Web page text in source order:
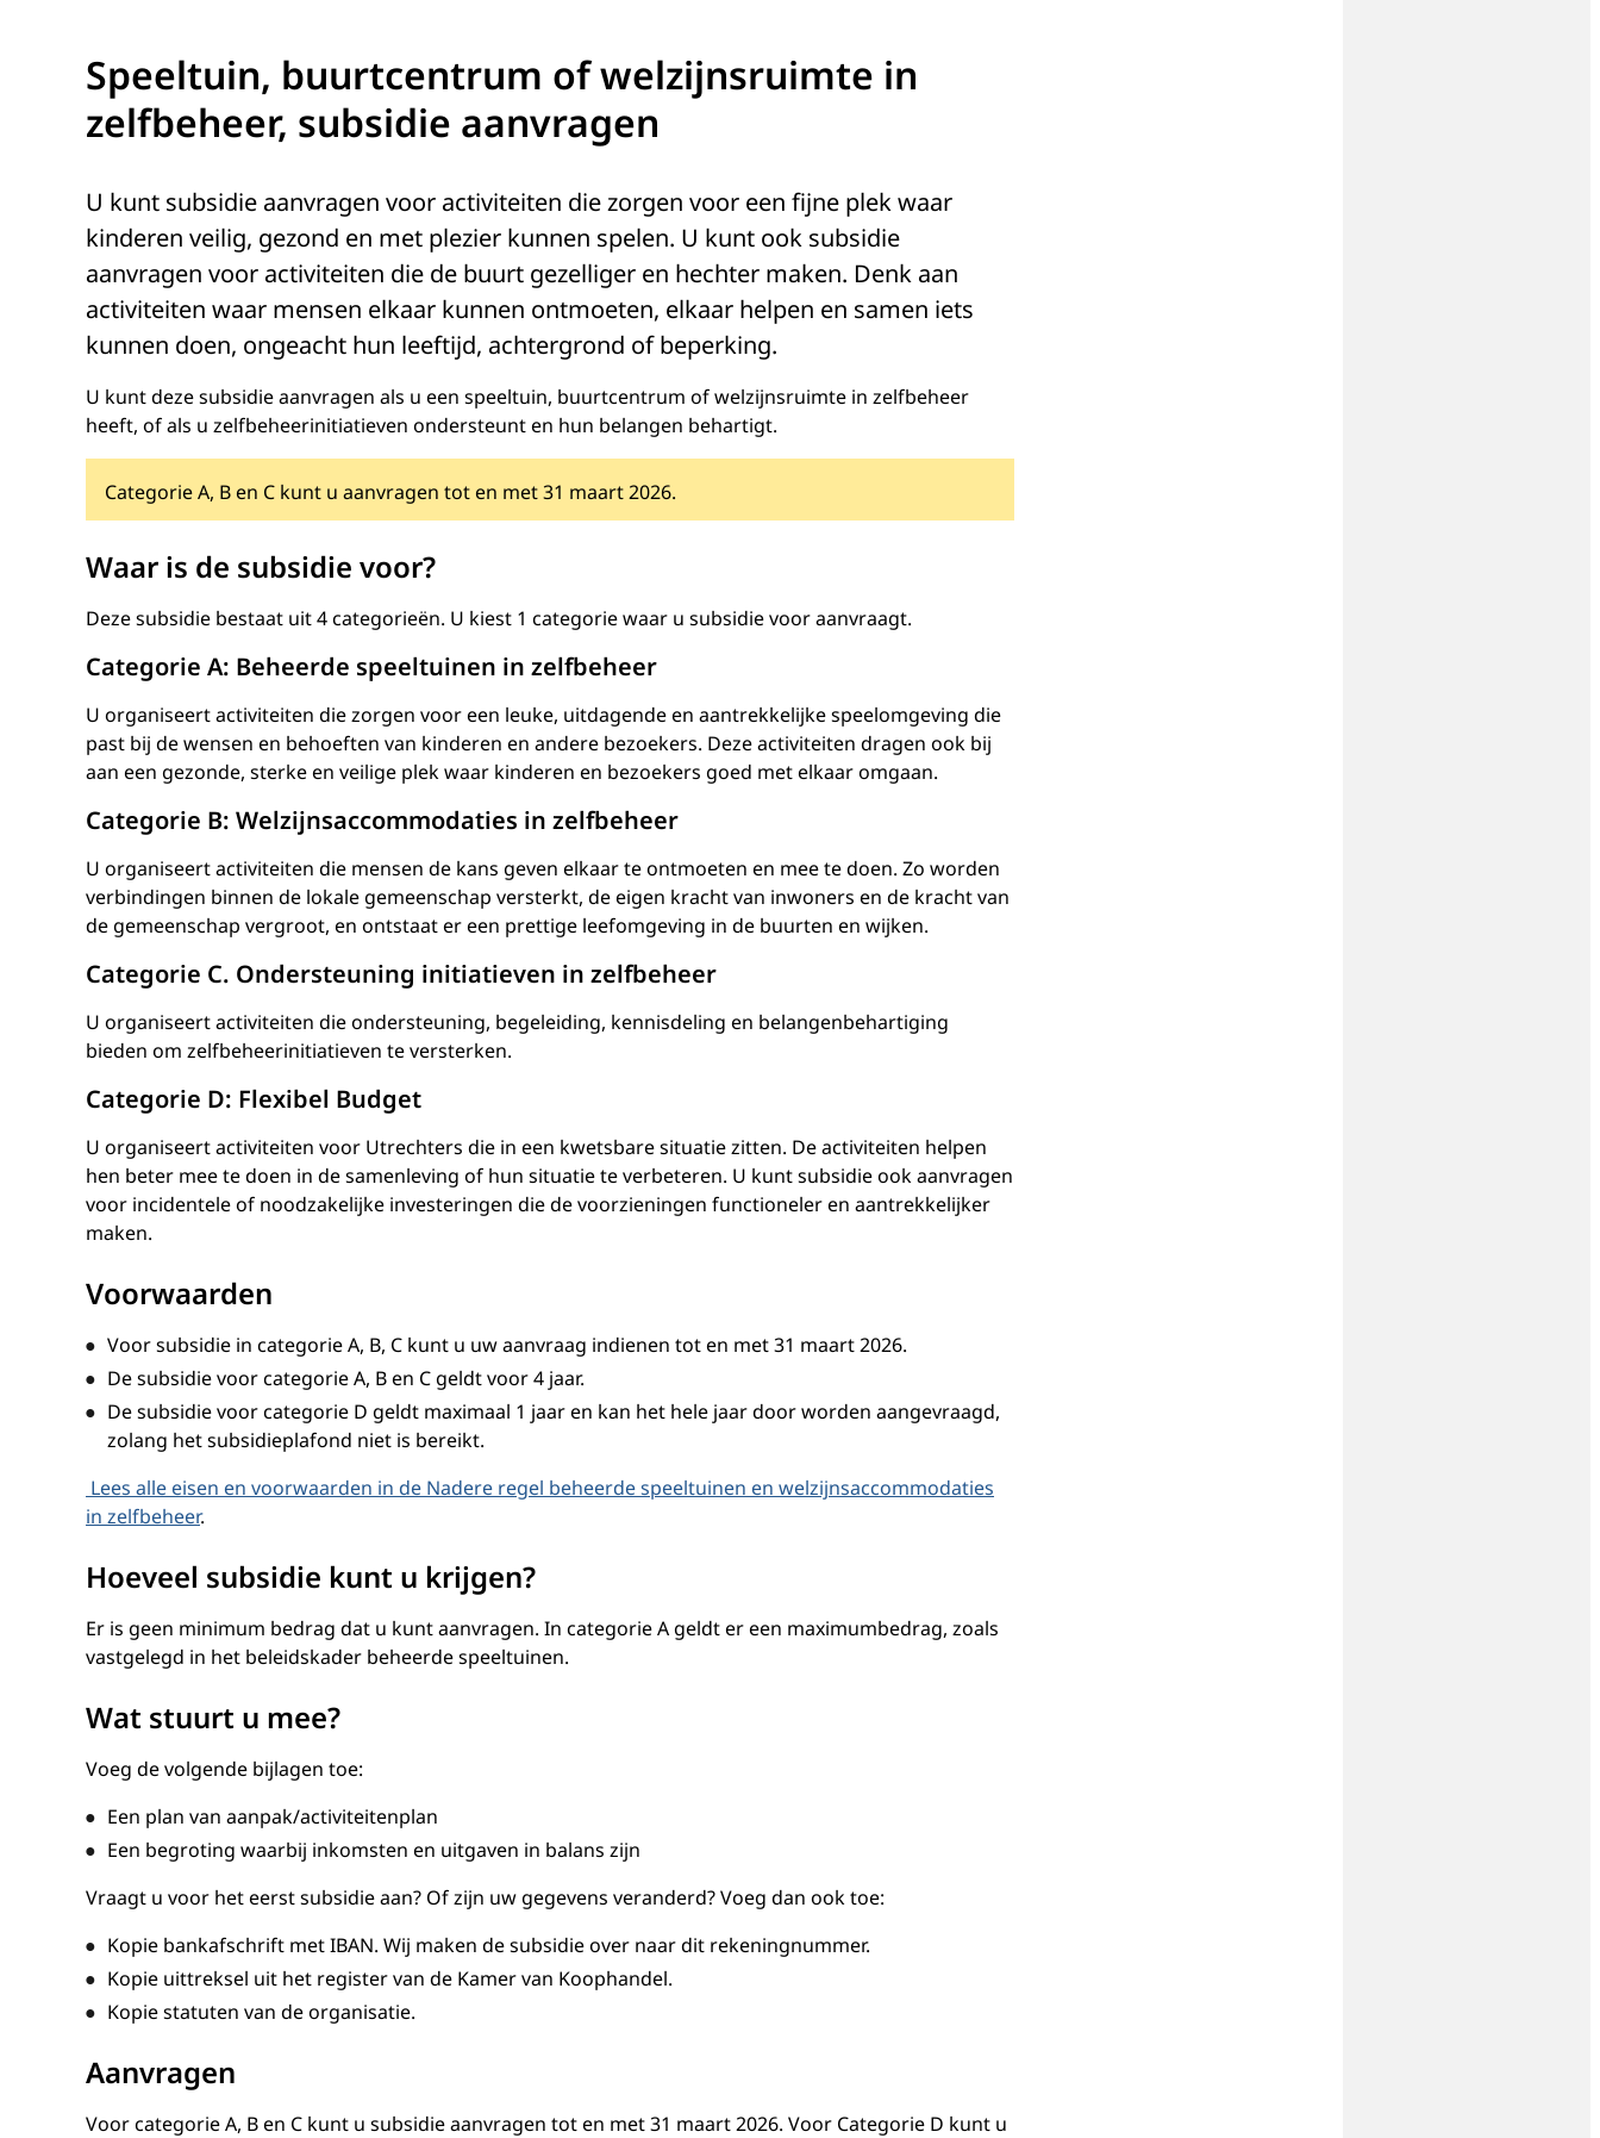
Speeltuin, buurtcentrum of welzijnsruimte in
zelfbeheer, subsidie aanvragen
U kunt subsidie aanvragen voor activiteiten die zorgen voor een fijne plek waar
kinderen veilig, gezond en met plezier kunnen spelen. U kunt ook subsidie
aanvragen voor activiteiten die de buurt gezelliger en hechter maken. Denk aan
activiteiten waar mensen elkaar kunnen ontmoeten, elkaar helpen en samen iets
kunnen doen, ongeacht hun leeftijd, achtergrond of beperking.
U kunt deze subsidie aanvragen als u een speeltuin, buurtcentrum of welzijnsruimte in zelfbeheer
heeft, of als u zelfbeheerinitiatieven ondersteunt en hun belangen behartigt.
Categorie A, B en C kunt u aanvragen tot en met 31 maart 2026.
Waar is de subsidie voor?
Deze subsidie bestaat uit 4 categorieën. U kiest 1 categorie waar u subsidie voor aanvraagt.
Categorie A: Beheerde speeltuinen in zelfbeheer
U organiseert activiteiten die zorgen voor een leuke, uitdagende en aantrekkelijke speelomgeving die
past bij de wensen en behoeften van kinderen en andere bezoekers. Deze activiteiten dragen ook bij
aan een gezonde, sterke en veilige plek waar kinderen en bezoekers goed met elkaar omgaan.
Categorie B: Welzijnsaccommodaties in zelfbeheer
U organiseert activiteiten die mensen de kans geven elkaar te ontmoeten en mee te doen. Zo worden
verbindingen binnen de lokale gemeenschap versterkt, de eigen kracht van inwoners en de kracht van
de gemeenschap vergroot, en ontstaat er een prettige leefomgeving in de buurten en wijken.
Categorie C. Ondersteuning initiatieven in zelfbeheer
U organiseert activiteiten die ondersteuning, begeleiding, kennisdeling en belangenbehartiging
bieden om zelfbeheerinitiatieven te versterken.
Categorie D: Flexibel Budget
U organiseert activiteiten voor Utrechters die in een kwetsbare situatie zitten. De activiteiten helpen
hen beter mee te doen in de samenleving of hun situatie te verbeteren. U kunt subsidie ook aanvragen
voor incidentele of noodzakelijke investeringen die de voorzieningen functioneler en aantrekkelijker
maken.
Voorwaarden
Voor subsidie in categorie A, B, C kunt u uw aanvraag indienen tot en met 31 maart 2026.
De subsidie voor categorie A, B en C geldt voor 4 jaar.
De subsidie voor categorie D geldt maximaal 1 jaar en kan het hele jaar door worden aangevraagd,
zolang het subsidieplafond niet is bereikt.
Lees alle eisen en voorwaarden in de Nadere regel beheerde speeltuinen en welzijnsaccommodaties
in zelfbeheer.
Hoeveel subsidie kunt u krijgen?
Er is geen minimum bedrag dat u kunt aanvragen. In categorie A geldt er een maximumbedrag, zoals
vastgelegd in het beleidskader beheerde speeltuinen.
Wat stuurt u mee?
Voeg de volgende bijlagen toe:
Een plan van aanpak/activiteitenplan
Een begroting waarbij inkomsten en uitgaven in balans zijn
Vraagt u voor het eerst subsidie aan? Of zijn uw gegevens veranderd? Voeg dan ook toe:
Kopie bankafschrift met IBAN. Wij maken de subsidie over naar dit rekeningnummer.
Kopie uittreksel uit het register van de Kamer van Koophandel.
Kopie statuten van de organisatie.
Aanvragen
Voor categorie A, B en C kunt u subsidie aanvragen tot en met 31 maart 2026. Voor Categorie D kunt u